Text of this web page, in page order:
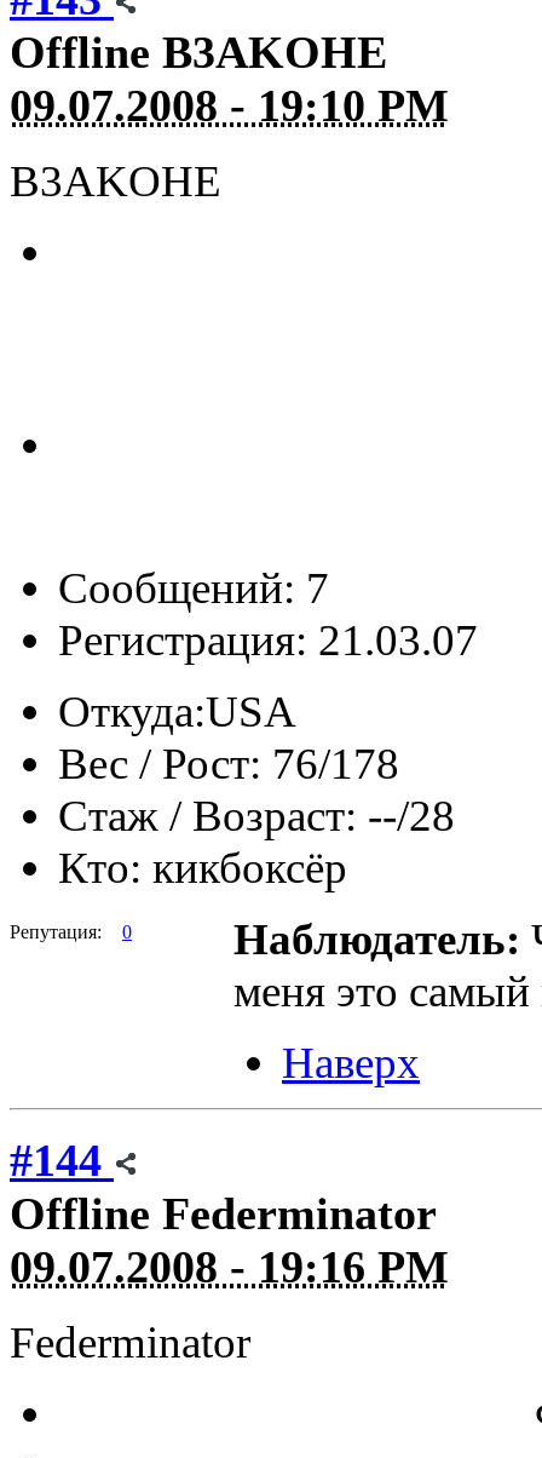
Offline B3AKOHE
09.07.2008 - 19:10 PM
B3AKOHE
Сообщений: 7
Регистрация: 21.03.07
Откуда:USA
Вес / Рост: 76/178
Стаж / Возраст: --/28
Кто: кикбоксёр
Репутация: 0 Наблюдатель:
меня это
Наверх
#144
Offline Federminator
09.07.2008 - 19:16 PM
Federminator